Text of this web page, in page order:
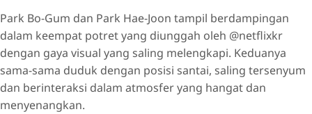
Park Bo-Gum dan Park Hae-Joon tampil berdampingan
dalam keempat potret yang diunggah oleh @netflixkr
dengan gaya visual yang saling melengkapi. Keduanya
sama-sama duduk dengan posisi santai, saling tersenyum
dan berinteraksi dalam atmosfer yang hangat dan
menyenangkan.